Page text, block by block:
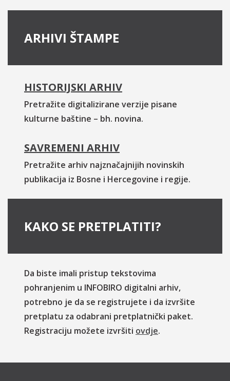
ARHIVI ŠTAMPE
HISTORIJSKI ARHIV
Pretražite digitalizirane verzije pisane
kulturne baštine – bh. novina.
SAVREMENI ARHIV
Pretražite arhiv najznačajnijih novinskih
publikacija iz Bosne i Hercegovine i regije.
KAKO SE PRETPLATITI?
Da biste imali pristup tekstovima
pohranjenim u INFOBIRO digitalni arhiv,
potrebno je da se registrujete i da izvršite
pretplatu za odabrani pretplatnički paket.
Registraciju možete izvršiti ovdje.